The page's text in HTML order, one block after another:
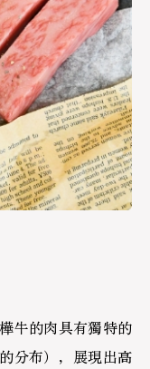
牛的肉具有獨特的
分布），展現出高